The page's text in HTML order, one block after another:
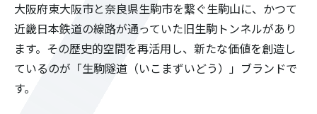
大阪府東大阪市と奈良県生駒市を繋ぐ生駒山に、かつて
近畿日本鉄道の線路が通っていた旧生駒トンネルがあり
ます。その歴史的空間を再活用し、新たな価値を創造し
ているのが「生駒隧道（いこまずいどう）」ブランドで
す。